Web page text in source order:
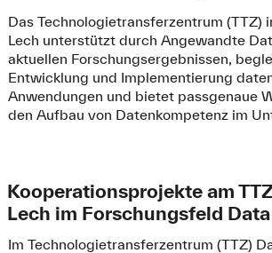
Das Technologietransferzentrum (TTZ)
Lech unterstützt durch Angewandte
aktuellen Forschungsergebnissen,
Entwicklung und Implementierung
Anwendungen und bietet passgenaue
den Aufbau von Datenkompetenz im
Kooperationsprojekte am
Lech im Forschungsfeld
Im Technologietransferzentrum (TTZ)